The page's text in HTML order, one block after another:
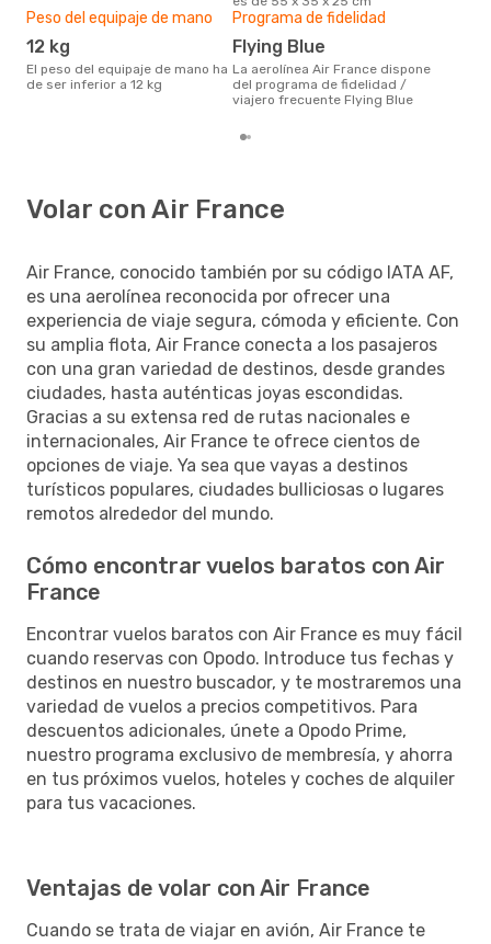
Peso del equipaje de mano
12 kg
El peso del equipaje de mano ha
de ser inferior a 12 kg
Programa de fidelidad
Flying Blue
La aerolínea Air France dispone
del programa de fidelidad /
viajero frecuente Flying Blue
Volar con Air France
Air France, conocido también por su código IATA AF,
es una aerolínea reconocida por ofrecer una
experiencia de viaje segura, cómoda y eficiente. Con
su amplia flota, Air France conecta a los pasajeros
con una gran variedad de destinos, desde grandes
ciudades, hasta auténticas joyas escondidas.
Gracias a su extensa red de rutas nacionales e
internacionales, Air France te ofrece cientos de
opciones de viaje. Ya sea que vayas a destinos
turísticos populares, ciudades bulliciosas o lugares
remotos alrededor del mundo.
Cómo encontrar vuelos baratos con Air
France
Encontrar vuelos baratos con Air France es muy fácil
cuando reservas con Opodo. Introduce tus fechas y
destinos en nuestro buscador, y te mostraremos una
variedad de vuelos a precios competitivos. Para
descuentos adicionales, únete a Opodo Prime,
nuestro programa exclusivo de membresía, y ahorra
en tus próximos vuelos, hoteles y coches de alquiler
para tus vacaciones.
Ventajas de volar con Air France
Cuando se trata de viajar en avión, Air France te